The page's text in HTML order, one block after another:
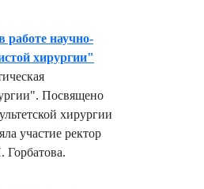
научно-
хирургии"
Посвящено
хирургии
участие ректор
Горбатова.